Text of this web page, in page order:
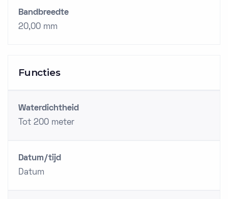
Bandbreedte
20,00 mm
Functies
Waterdichtheid
Tot 200 meter
Datum/tijd
Datum